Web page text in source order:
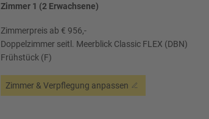
Zimmer 1 (2 Erwachsene)
Zimmerpreis ab € 956,-
Doppelzimmer seitl. Meerblick Classic FLEX (DBN)
Frühstück (F)
Zimmer & Verpflegung anpassen